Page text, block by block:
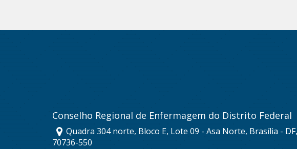
Conselho Regional de Enfermagem do Distrito Federal
Quadra 304 norte, Bloco E, Lote 09 - Asa Norte, Brasília - DF,
70736-550